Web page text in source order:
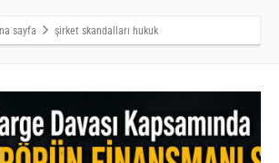
sayfa şirket skandalları hukuk